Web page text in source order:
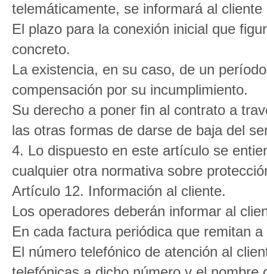
telemáticamente, se informará al cliente
El plazo para la conexión inicial que
concreto.
La existencia, en su caso, de un
compensación por su incumplimiento.
Su derecho a poner fin al contrato a
las otras formas de darse de baja del
4. Lo dispuesto en este artículo se
cualquier otra normativa sobre
Artículo 12. Información al cliente.
Los operadores deberán informar al
En cada factura periódica que remitan
El número telefónico de atención al